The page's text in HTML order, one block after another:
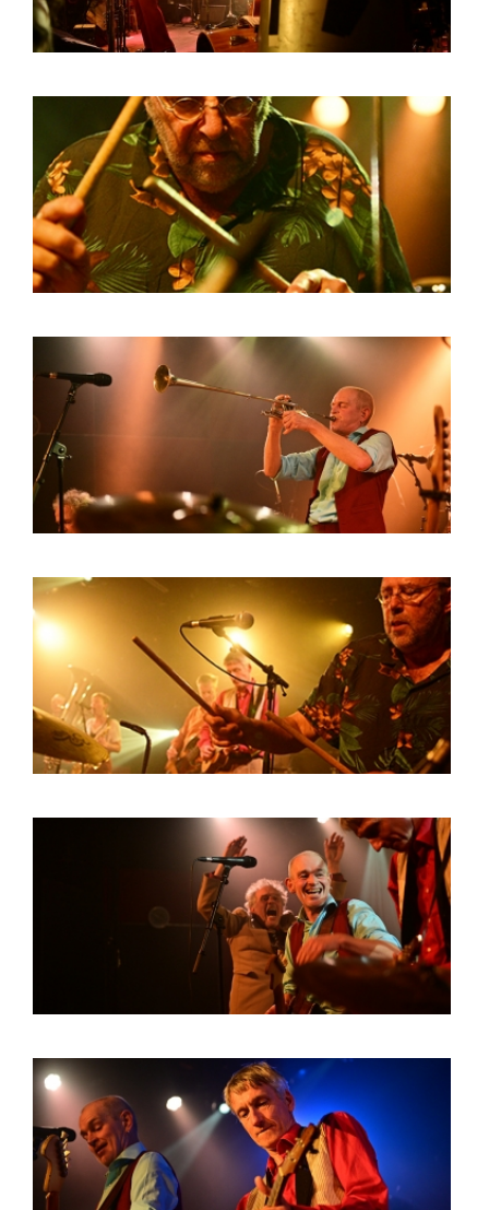
HOME PROGRAMMA
ARTDIVISION FOTO’SNIEUWS
INFOWEBSHOPMIJN TICKETS